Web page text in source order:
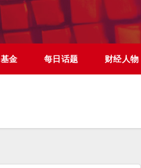
基金 每日话题 财经人物